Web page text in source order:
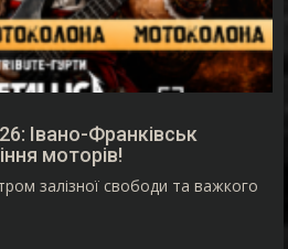
Івано-Франківськ
моторів!
залізної свободи та важкого